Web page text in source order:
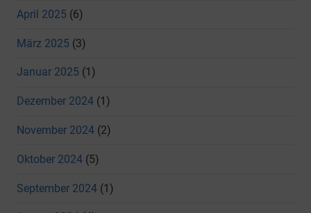
April 2025 (6)
März 2025 (3)
Januar 2025 (1)
Dezember 2024 (1)
November 2024 (2)
Oktober 2024 (5)
September 2024 (1)